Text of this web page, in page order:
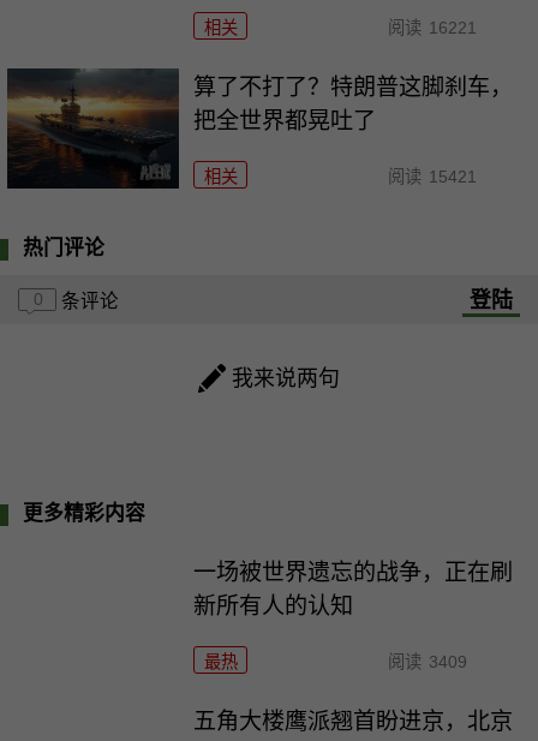
相关 阅读 16221
算了不打了？特朗普这脚刹车，
把全世界都晃吐了
相关 阅读 15421
热门评论
0 条评论 登陆
我来说两句
更多精彩内容
一场被世界遗忘的战争，正在刷
新所有人的认知
最热 阅读 3409
五角大楼鹰派翘首盼进京，北京